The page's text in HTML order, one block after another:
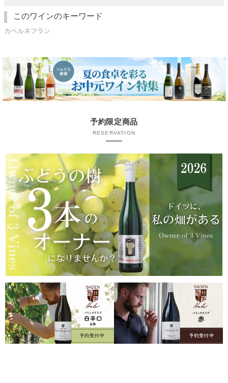
このワインのキーワード
カベルネフラン
予約限定商品
RESERVATION